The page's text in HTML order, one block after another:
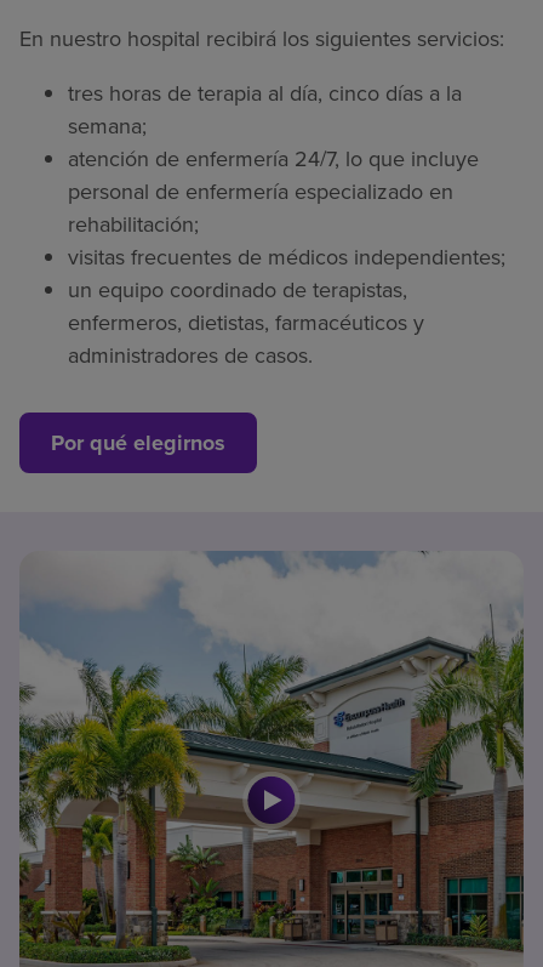
En nuestro hospital recibirá los siguientes servicios:
tres horas de terapia al día, cinco días a la
semana;
atención de enfermería 24/7, lo que incluye
personal de enfermería especializado en
rehabilitación;
visitas frecuentes de médicos independientes;
un equipo coordinado de terapistas,
enfermeros, dietistas, farmacéuticos y
administradores de casos.
Por qué elegirnos